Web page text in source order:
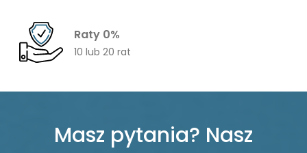
Raty 0%
10 lub 20 rat
Masz pytania? Nasz